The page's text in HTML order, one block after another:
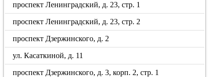
проспект Ленинградский, д. 23, стр. 1
проспект Ленинградский, д. 23, стр. 2
проспект Дзержинского, д. 2
ул. Касаткиной, д. 11
проспект Дзержинского, д. 3, корп. 2, стр. 1